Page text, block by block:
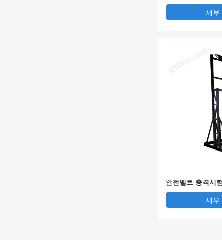
기 전자동 하중 곡
세부
안전벨트 충격시
전벨트시험기 검
세부